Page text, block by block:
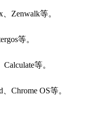
Zenwalk等。
等。
等。
Chrome OS等。